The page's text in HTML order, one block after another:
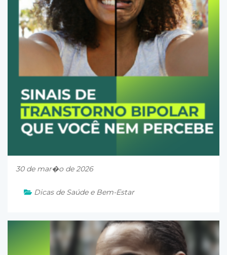
30 de mar�o de 2026
Dicas de Saúde e Bem-Estar